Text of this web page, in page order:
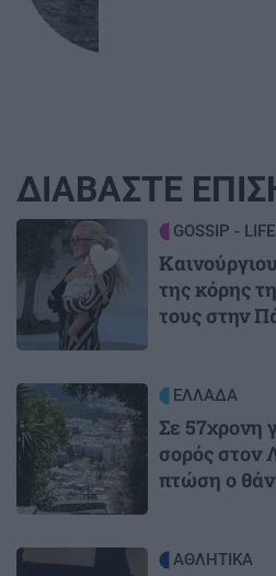
ΔΙΑΒΑΣΤΕ
GOSSIP -
της κόρης
τους στην
Image ΕΛΛΑΔΑ
Σε 57χρονη
σορός στον
πτώση ο
Image ΑΘΛΗΤΙΚΑ